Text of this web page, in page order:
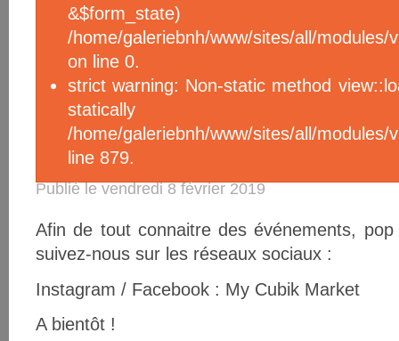
/home/galeriebnh/www/sites/all/modules/
on line 0.
strict warning: Non-static method
/home/galeriebnh/www/sites/all/
line 879.
Publié le vendredi 8 février 2019
Afin de tout connaitre des événements,
suivez-nous sur les réseaux sociaux :
Instagram / Facebook : My Cubik Market
A bientôt !